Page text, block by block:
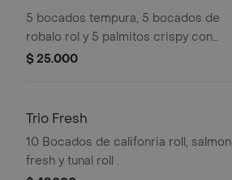
5 bocados tempura, 5 bocados de
robalo rol y 5 palmitos crispy con
salsa
$ 25.000
Trio Fresh
10 Bocados de califonria roll, salmon
fresh y tunal roll .